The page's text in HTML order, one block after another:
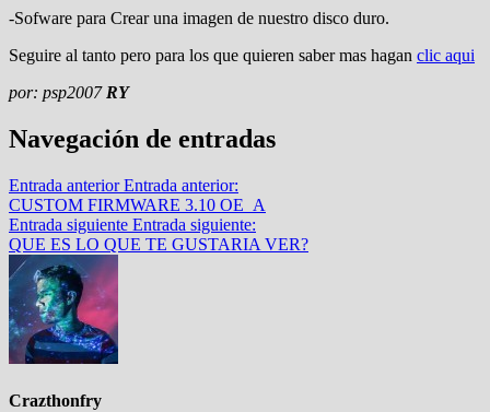
-Sofware para Crear una imagen de nuestro disco duro.
Seguire al tanto pero para los que quieren saber mas hagan clic aqui
por: psp2007 RY
Navegación de entradas
Entrada anterior Entrada anterior:
CUSTOM FIRMWARE 3.10 OE_A
Entrada siguiente Entrada siguiente:
QUE ES LO QUE TE GUSTARIA VER?
Crazthonfry